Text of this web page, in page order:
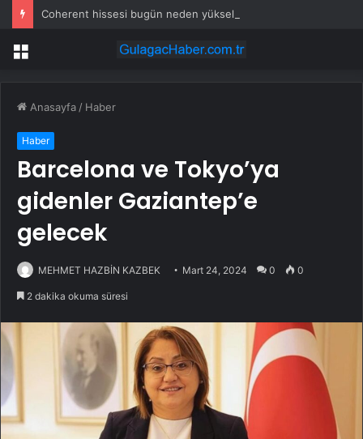
Coherent hissesi bugün neden yükseliyor?
Menü
Anasayfa / Haber
Haber
Barcelona ve Tokyo’ya
gidenler Gaziantep’e
gelecek
MEHMET HAZBİN KAZBEK Mart 24, 2024 0 0
2 dakika okuma süresi